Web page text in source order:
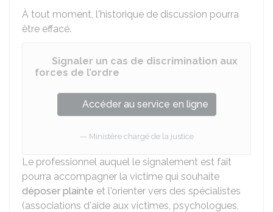
À tout moment, l'historique de discussion pourra
être effacé.
Signaler un cas de discrimination aux
forces de l’ordre
Accéder au service en ligne
Ministère chargé de la justice
Le professionnel auquel le signalement est fait
pourra accompagner la victime qui souhaite
déposer plainte et l'orienter vers des spécialistes
(associations d'aide aux victimes, psychologues,